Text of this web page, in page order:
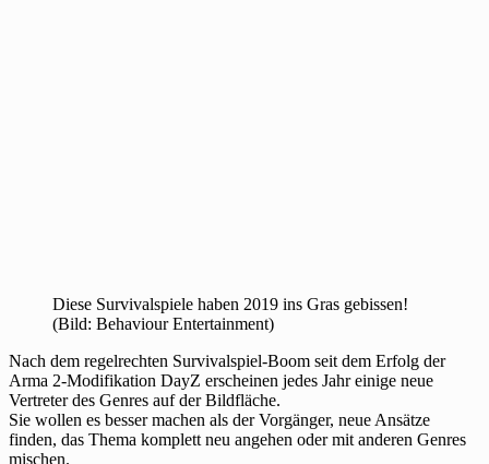
Diese Survivalspiele haben 2019 ins Gras gebissen!
(Bild: Behaviour Entertainment)
Nach dem regelrechten Survivalspiel-Boom seit dem Erfolg der
Arma 2-Modifikation DayZ erscheinen jedes Jahr einige neue
Vertreter des Genres auf der Bildfläche.
Sie wollen es besser machen als der Vorgänger, neue Ansätze
finden, das Thema komplett neu angehen oder mit anderen Genres
mischen.